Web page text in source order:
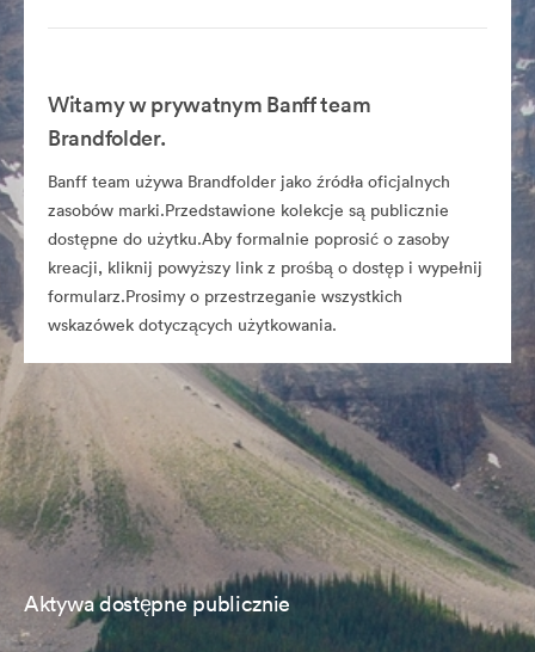
Witamy w prywatnym Banff team
Brandfolder.
Banff team używa Brandfolder jako źródła oficjalnych
zasobów marki.Przedstawione kolekcje są publicznie
dostępne do użytku.Aby formalnie poprosić o zasoby
kreacji, kliknij powyższy link z prośbą o dostęp i wypełnij
formularz.Prosimy o przestrzeganie wszystkich
wskazówek dotyczących użytkowania.
Aktywa dostępne publicznie